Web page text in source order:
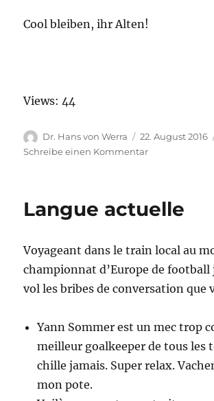
Cool bleiben, ihr Alten!
Views: 44
Autor
Dr. Hans von Werra
Veröffentlicht
am
22. August 2016
Schreibe einen Kommentarzu
Langue actuelle
Voyageant dans le train local au
championnat d’Europe de football
vol les bribes de conversation que
Yann Sommer est un mec trop
meilleur goalkeeper de tous les
chille jamais. Super relax.
mon pote.